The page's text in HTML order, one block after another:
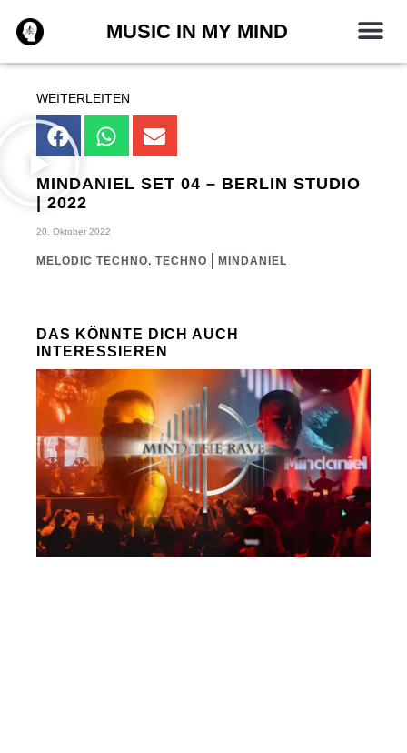
Inhalt
springen
MUSIC IN MY MIND
WEITERLEITEN
MINDANIEL SET 04 – BERLIN STUDIO
| 2022
20. Oktober 2022
MELODIC TECHNO, TECHNO MINDANIEL
DAS KÖNNTE DICH AUCH
INTERESSIEREN